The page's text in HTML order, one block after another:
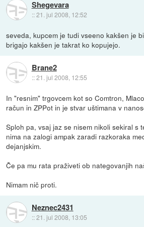
Shegevara
::21. jul 2008, 12:52
seveda, kupcem je tudi vseeno kakšen je
brigajo kakšen je takrat ko kopujejo.
Brane2
::21. jul 2008, 12:55
In "resnim" trgovcem kot so Comtron,
račun in ZPPot in je stvar uštimana v
Sploh pa, vsaj jaz se nisem nikoli sekiral s
nima na zalogi ampak zaradi razkoraka
dejanjskim.
Če pa mu rata praživeti ob nategovanjih
Nimam nič proti.
Neznec2431
::21. jul 2008, 13:05